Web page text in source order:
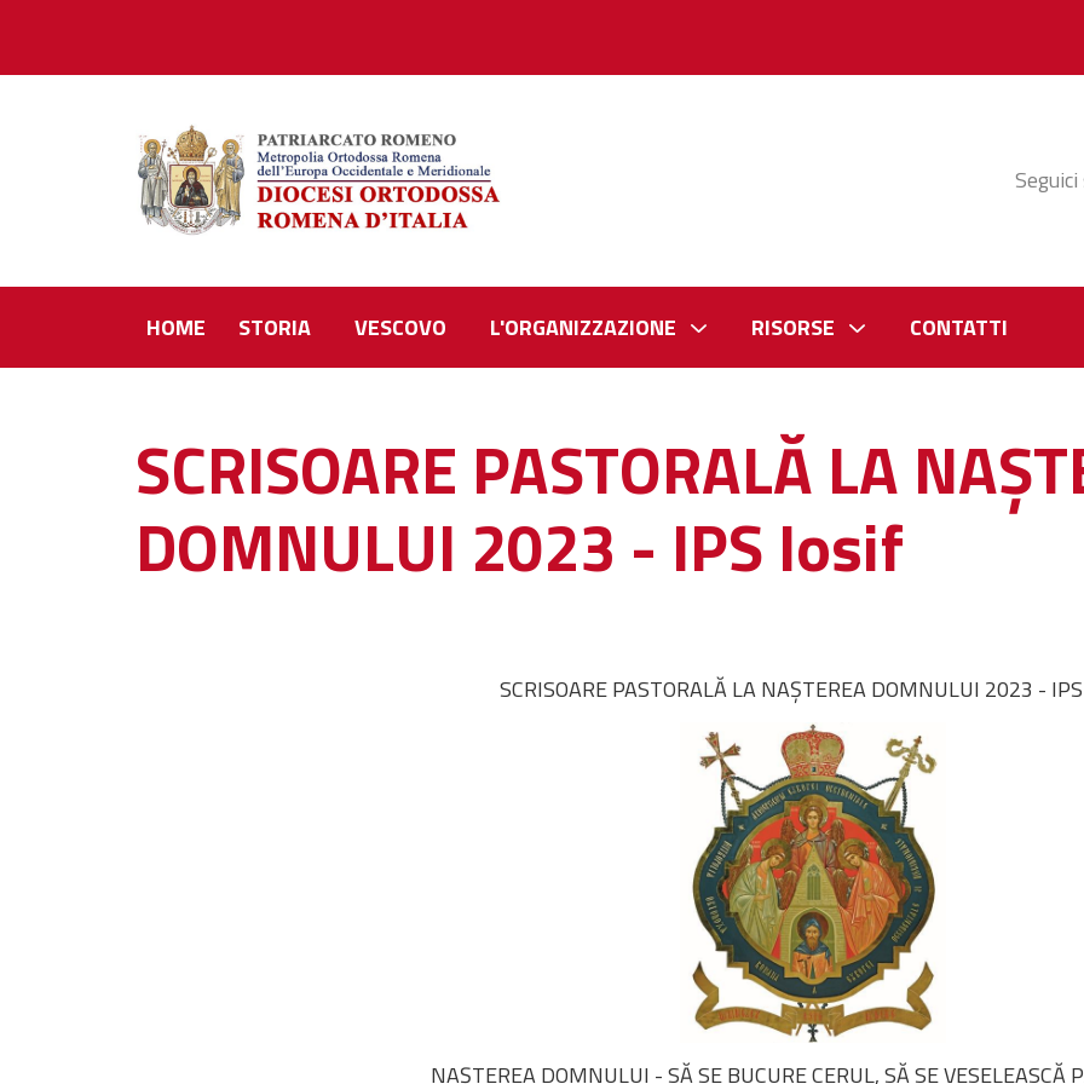
Seguici
HOME STORIA VESCOVO L'ORGANIZZAZIONE RISORSE CONTATTI
SCRISOARE PASTORALĂ LA
DOMNULUI 2023 - IPS Iosif
SCRISOARE PASTORALĂ LA NAŞTEREA DOMNULUI 2023 -
NAȘTEREA DOMNULUI - SĂ SE BUCURE CERUL, SĂ SE VESELEASCĂ